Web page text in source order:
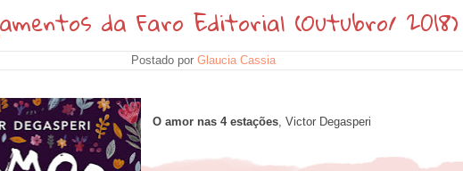
da Faro Editorial (Outubro/ 2018)
Postado por Glaucia Cassia
O amor nas 4 estações, Victor Degasperi